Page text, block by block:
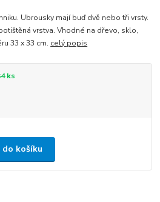
Ubrousky mají buď dvě nebo tři vrsty.
vrstva. Vhodné na dřevo, sklo,
33 x 33 cm. celý popis
ks
košíku